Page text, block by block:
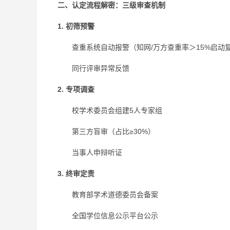
二、认定流程解密：三级审查机制
1. 初筛预警
查重系统自动报警（知网/万方查重率＞15%启动
同行评审异常反馈
2. 专项调查
校学术委员会组建5人专家组
第三方盲审（占比≥30%）
当事人申辩听证
3. 终审定责
教育部学术道德委员会备案
全国学位信息公示平台公示